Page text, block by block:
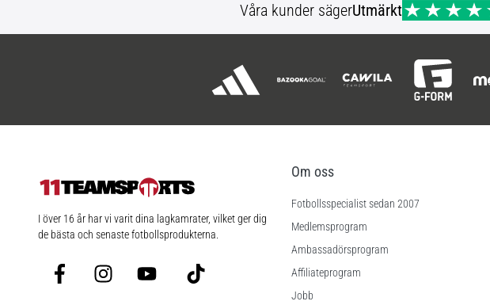
Våra kunder sägerUtmärkt
11teamsports.se
I över 16 år har vi varit dina lagkamrater, vilket ger dig
de bästa och senaste fotbollsprodukterna.
FacebookInstagramYouTubeTikTok
Om oss
Fotbollsspecialist sedan 2007
Medlemsprogram
Ambassadörsprogram
Affiliateprogram
Jobb